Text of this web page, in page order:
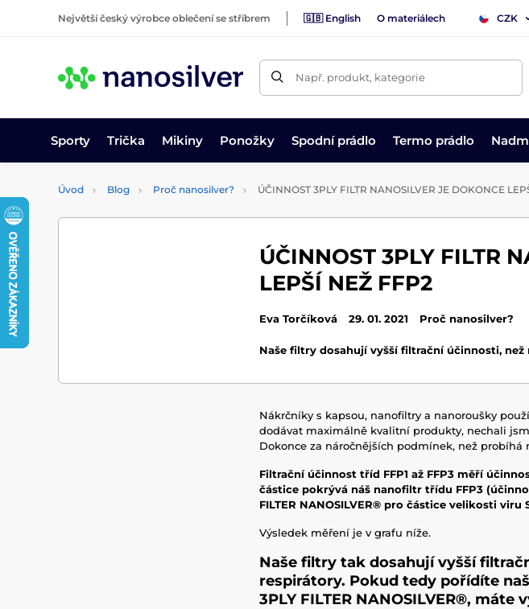
Největší český výrobce oblečení se stříbrem 🇬🇧 English O materiálech CZK
Např. produkt, kategorie
Sporty Trička Mikiny Ponožky Spodní prádlo Termo prádlo
Úvod Blog Proč nanosilver? ÚČINNOST 3PLY FILTR NANOSILVER JE DOKONCE
ÚČINNOST 3PLY FILTR
LEPŠÍ NEŽ FFP2
Eva Torčíková 29. 01. 2021 Proč nanosilver?
Naše filtry dosahují vyšší filtrační účinnosti, než
Nákrčníky s kapsou, nanofiltry a nanoroušky
dodávat maximálně kvalitní produkty, nechali
Dokonce za náročnějších podmínek, než probíhá
Filtrační účinnost tříd FFP1 až FFP3 měří
částice pokrývá náš nanofiltr třídu FFP3
FILTER NANOSILVER® pro částice velikosti viru
Výsledek měření je v grafu níže.
Naše filtry tak dosahují vyšší
respirátory. Pokud tedy pořídíte
3PLY FILTER NANOSILVER®,